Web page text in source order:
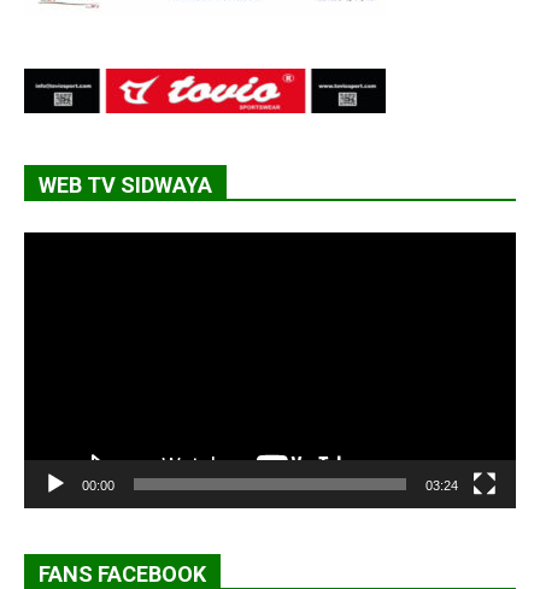
WEB TV SIDWAYA
00:00 03:24
FANS FACEBOOK